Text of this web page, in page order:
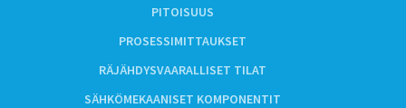
PITOISUUS
PROSESSIMITTAUKSET
RÄJÄHDYSVAARALLISET TILAT
SÄHKÖMEKAANISET KOMPONENTIT